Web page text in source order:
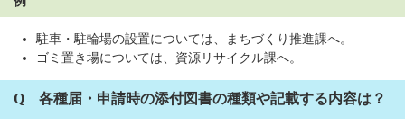
駐車・駐輪場の設置については、まちづくり推進課へ。
ゴミ置き場については、資源リサイクル課へ。
Q 各種届・申請時の添付図書の種類や記載する内容は？